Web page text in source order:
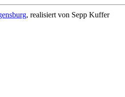
, realisiert von Sepp Kuffer